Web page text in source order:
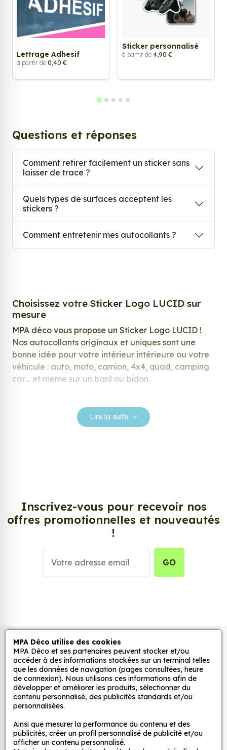
Lettrage Adhesif
à partir de 0,40 €
Sticker personnalisé
à partir de 4,90 €
Questions et réponses
Comment retirer facilement un sticker sans
laisser de trace ?
Quels types de surfaces acceptent les
stickers ?
Comment entretenir mes autocollants ?
Choisissez votre Sticker Logo LUCID sur
mesure
MPA déco vous propose un Sticker Logo LUCID !
Nos autocollants originaux et uniques sont une
bonne idée pour votre intérieur intérieure ou votre
véhicule : auto, moto, camion, 4x4, quad, camping
car… et même sur un baril ou bidon.
répondre à vos attentes, laissez vous inspirer parmi
notre large gamme de stickers.
décorer votre intérieur ou votre véhicule.
Personnalisez la surface de votre choix avec nos
stickers muraux et stickers véhicule. Une solution
simple et rapide qui transforme toutes surfaces
et ce, à moindre coût et sans effort.
Quels sont les avantages de nos stickers
décoration ?
Une grande variété de motifs et de couleurs :
nos Sticker Logo LUCID sont disponibles dans
une large gamme de motifs et de couleurs, ce
pour votre décoration.
Une installation facile : nos stickers sont faciles
Lire la suite
Inscrivez-vous pour recevoir nos
offres promotionnelles et nouveautés
!
GO
Autocollants pour véhicules et stickers
décoratifs
MPA Déco
Nos services
MPA Déco utilise des cookies
MPA Déco et ses partenaires peuvent stocker et/ou
accéder à des informations stockées sur un terminal telles
que les données de navigation (pages consultées, heure
de connexion). Nous utilisons ces informations afin de
développer et améliorer les produits, sélectionner du
contenu personnalisé, des publicités standards et/ou
personnalisées.
Ainsi que mesurer la performance du contenu et des
publicités, créer un profil personnalisé de publicité et/ou
afficher un contenu personnalisé.